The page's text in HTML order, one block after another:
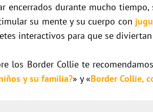
encerrados durante mucho tiempo,
su mente y su cuerpo con
interactivos para que se
los Border Collie te
y su familia?» y «Border Collie,